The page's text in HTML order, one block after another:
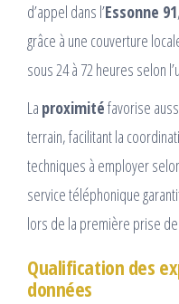
d’appel dans l’Essonne 91
grâce à une couverture
sous 24 à 72 heures selon
La proximitéfavorise
terrain, facilitant la
techniques à employer
service téléphonique
lors de la première prise
Qualification des
données